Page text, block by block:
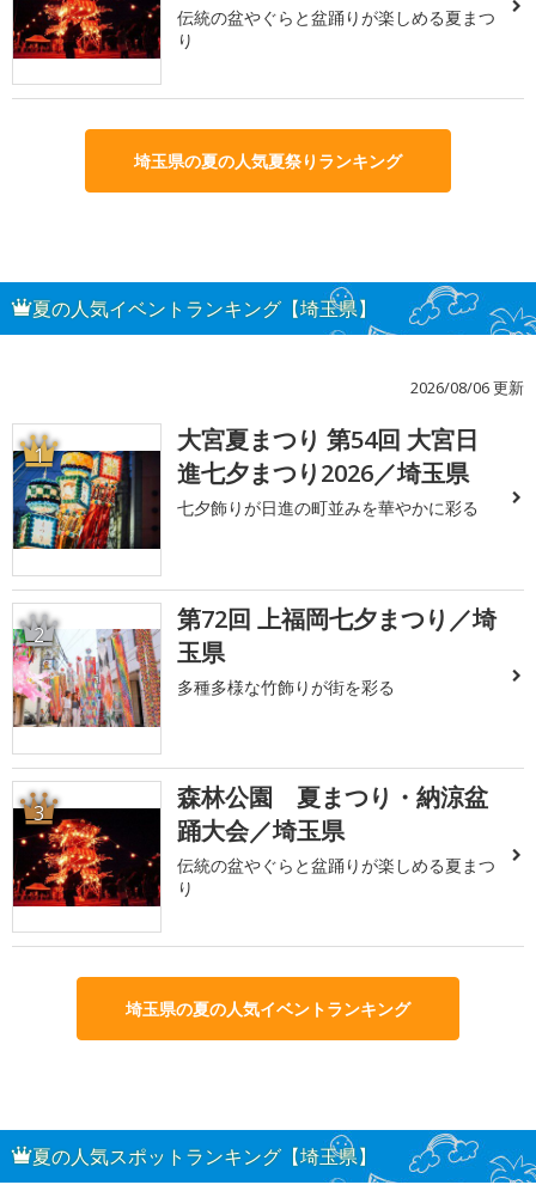
伝統の盆やぐらと盆踊りが楽しめる夏まつ
り
埼玉県の夏の人気夏祭りランキング
夏の人気イベントランキング【埼玉県】
2026/08/06 更新
1
大宮夏まつり 第54回 大宮日
進七夕まつり2026／埼玉県
七夕飾りが日進の町並みを華やかに彩る
2
第72回 上福岡七夕まつり／埼
玉県
多種多様な竹飾りが街を彩る
3
森林公園 夏まつり・納涼盆
踊大会／埼玉県
伝統の盆やぐらと盆踊りが楽しめる夏まつ
り
埼玉県の夏の人気イベントランキング
夏の人気スポットランキング【埼玉県】